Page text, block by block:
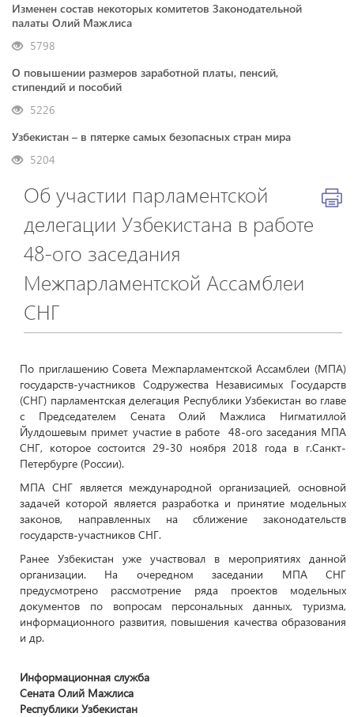
Изменен состав некоторых комитетов Законодательной
палаты Олий Мажлиса
5798
О повышении размеров заработной платы, пенсий,
стипендий и пособий
5226
Узбекистан – в пятерке самых безопасных стран мира
5204
Об участии парламентской
делегации Узбекистана в работе
48-ого заседания
Межпарламентской Ассамблеи
СНГ
По приглашению Совета Межпарламентской Ассамблеи (МПА)
государств-участников Содружества Независимых Государств
(СНГ) парламентская делегация Республики Узбекистан во главе
с Председателем Сената Олий Мажлиса Нигматиллой
Йулдошевым примет участие в работе 48-ого заседания МПА
СНГ, которое состоится 29-30 ноября 2018 года в г.Санкт-
Петербурге (России).
МПА СНГ является международной организацией, основной
задачей которой является разработка и принятие модельных
законов, направленных на сближение законодательств
государств-участников СНГ.
Ранее Узбекистан уже участвовал в мероприятиях данной
организации. На очередном заседании МПА СНГ
предусмотрено рассмотрение ряда проектов модельных
документов по вопросам персональных данных, туризма,
информационного развития, повышения качества образования
и др.
Информационная служба
Сената Олий Мажлиса
Республики Узбекистан